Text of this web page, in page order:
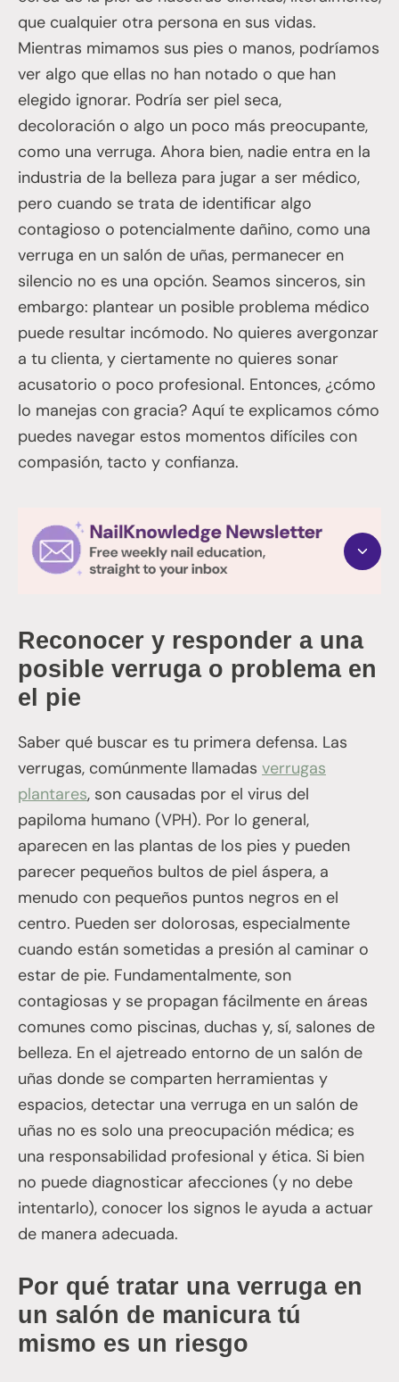
que cualquier otra persona en sus vidas.
Mientras mimamos sus pies o manos, podríamos
ver algo que ellas no han notado o que han
elegido ignorar. Podría ser piel seca,
decoloración o algo un poco más preocupante,
como una verruga. Ahora bien, nadie entra en la
industria de la belleza para jugar a ser médico,
pero cuando se trata de identificar algo
contagioso o potencialmente dañino, como una
verruga en un salón de uñas, permanecer en
silencio no es una opción. Seamos sinceros, sin
embargo: plantear un posible problema médico
puede resultar incómodo. No quieres avergonzar
a tu clienta, y ciertamente no quieres sonar
acusatorio o poco profesional. Entonces, ¿cómo
lo manejas con gracia? Aquí te explicamos cómo
puedes navegar estos momentos difíciles con
compasión, tacto y confianza.
Reconocer y responder a una
posible verruga o problema en
el pie
Saber qué buscar es tu primera defensa. Las
verrugas, comúnmente llamadas verrugas
plantares, son causadas por el virus del
papiloma humano (VPH). Por lo general,
aparecen en las plantas de los pies y pueden
parecer pequeños bultos de piel áspera, a
menudo con pequeños puntos negros en el
centro. Pueden ser dolorosas, especialmente
cuando están sometidas a presión al caminar o
estar de pie. Fundamentalmente, son
contagiosas y se propagan fácilmente en áreas
comunes como piscinas, duchas y, sí, salones de
belleza. En el ajetreado entorno de un salón de
uñas donde se comparten herramientas y
espacios, detectar una verruga en un salón de
uñas no es solo una preocupación médica; es
una responsabilidad profesional y ética. Si bien
no puede diagnosticar afecciones (y no debe
intentarlo), conocer los signos le ayuda a actuar
de manera adecuada.
Por qué tratar una verruga en
un salón de manicura tú
mismo es un riesgo